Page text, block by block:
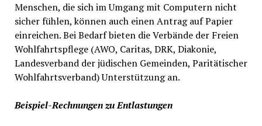
Menschen, die sich im Umgang mit Computern nicht
sicher fühlen, können auch einen Antrag auf Papier
einreichen. Bei Bedarf bieten die Verbände der Freien
Wohlfahrtspflege (AWO, Caritas, DRK, Diakonie,
Landesverband der jüdischen Gemeinden, Paritätischer
Wohlfahrtsverband) Unterstützung an.
Beispiel-Rechnungen zu Entlastungen